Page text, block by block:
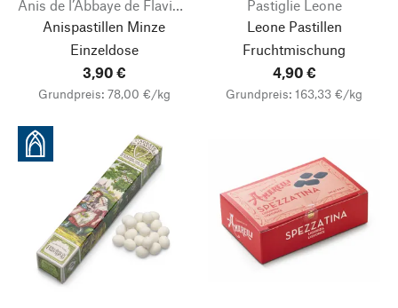
Anis de l’Abbaye de Flavigny
Anispastillen Minze
Einzeldose
3,90 €
Grundpreis: 78,00 €/kg
Pastiglie Leone
Leone Pastillen
Fruchtmischung
4,90 €
Grundpreis: 163,33 €/kg